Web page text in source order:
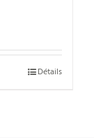
Détails